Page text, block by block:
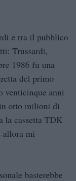
e tra il pubblico
Trussardi,
1986 fu una
del primo
venticinque anni
otto milioni di
la cassetta TDK
allora mi
basterebbe